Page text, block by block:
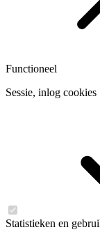
Functioneel
Sessie, inlog cookies
Statistieken en